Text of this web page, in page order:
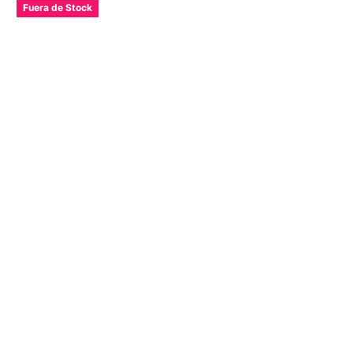
Fuera de Stock